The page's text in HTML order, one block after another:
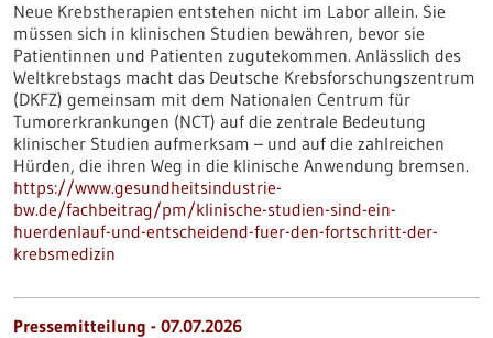
Neue Krebstherapien entstehen nicht im Labor allein. Sie
müssen sich in klinischen Studien bewähren, bevor sie
Patientinnen und Patienten zugutekommen. Anlässlich des
Weltkrebstags macht das Deutsche Krebsforschungszentrum
(DKFZ) gemeinsam mit dem Nationalen Centrum für
Tumorerkrankungen (NCT) auf die zentrale Bedeutung
klinischer Studien aufmerksam – und auf die zahlreichen
Hürden, die ihren Weg in die klinische Anwendung bremsen.
https://www.gesundheitsindustrie-
bw.de/fachbeitrag/pm/klinische-studien-sind-ein-
huerdenlauf-und-entscheidend-fuer-den-fortschritt-der-
krebsmedizin
Pressemitteilung - 07.07.2026